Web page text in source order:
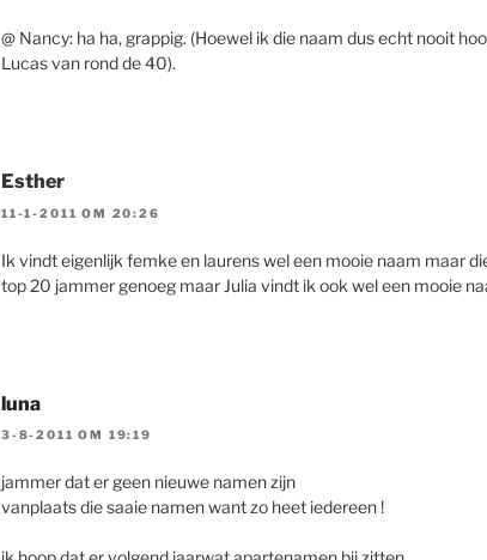
@ Nancy: ha ha, grappig. (Hoewel ik die naam dus echt nooit
Lucas van rond de 40).
Esther
11-1-2011 OM 20:26
Ik vindt eigenlijk femke en laurens wel een mooie naam maar
top 20 jammer genoeg maar Julia vindt ik ook wel een mooie
luna
3-8-2011 OM 19:19
jammer dat er geen nieuwe namen zijn
vanplaats die saaie namen want zo heet iedereen !